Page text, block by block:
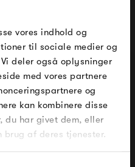
vores indhold og
til sociale medier og
deler også oplysninger
med vores partnere
og
kan kombinere disse
du har givet dem, eller
af deres tjenester.
af liv. Designet i de
og spænder mindst ligeså
bestemt noget til enhver
fra Fermob
kategori
ORDRE
vi rabatkoden til dig på
kr. for at indløse
Fermob, File Under